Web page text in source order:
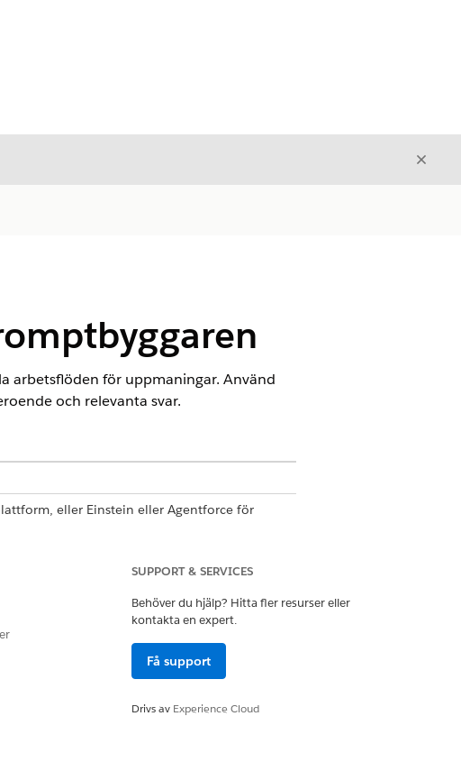
Stäng
arbetsflöden för uppmaningar. Använd
och relevanta svar.
eller Einstein eller Agentforce för
Uppmana Template Manager
Anpassa program
SUPPORT & SERVICES
Behöver du hjälp? Hitta fler resurser eller
kontakta en expert.
Få support
Drivs av Experience Cloud